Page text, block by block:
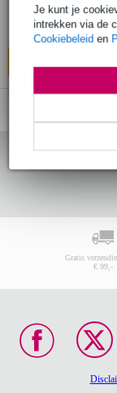
Je kunt je
intrekken via de
Cookiebeleid en
Gratis
€ 99,-